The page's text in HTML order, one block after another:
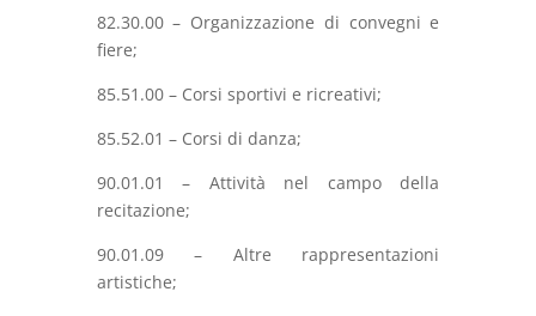
82.30.00 – Organizzazione di convegni e
fiere;
85.51.00 – Corsi sportivi e ricreativi;
85.52.01 – Corsi di danza;
90.01.01 – Attività nel campo della
recitazione;
90.01.09 – Altre rappresentazioni
artistiche;